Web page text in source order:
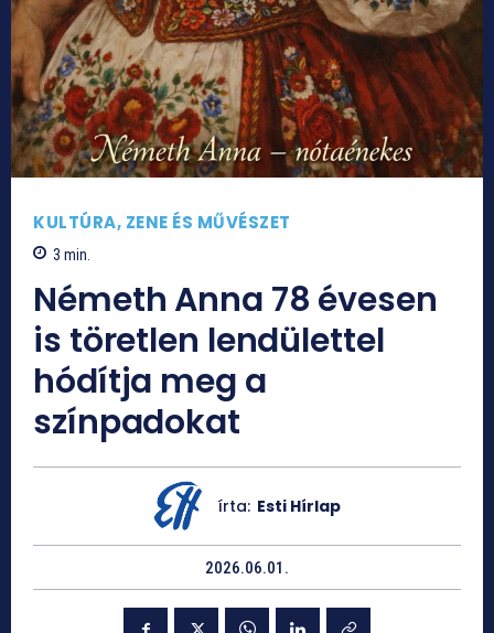
KULTÚRA, ZENE ÉS MŰVÉSZET
3 min.
Németh Anna 78 évesen
is töretlen lendülettel
hódítja meg a
színpadokat
írta: Esti Hírlap
2026.06.01.